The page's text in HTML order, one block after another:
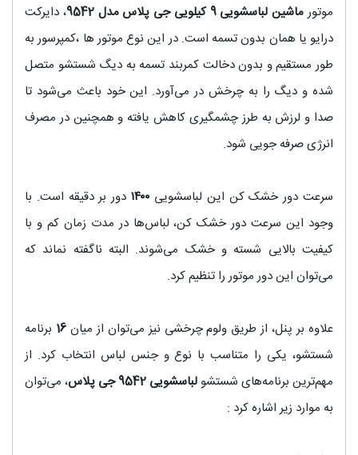
موتور ماشین لباسشویی 9 کیلویی جی پلاس مدل 9542
، دایرکت
درایو یا همان بدون تسمه است. در این نوع موتور ها ،کمپرسور به
طور مستقیم و بدون دخالت کمربند تسمه به دیگ شستشو متصل
شده و دیگ را به چرخش در می‌آورد. این خود باعث می‌شود تا
صدا و لرزش به طرز چشمگیری کاهش یافته و همچنین در مصرف
انرژی صرفه جویی شود.
سرعت دور خشک کن این لباسشویی ۱۴۰۰دور بر دقیقه است. با
وجود این سرعت دور خشک کن، لباس‌ها در مدت زمان کم و با
کیفیت بالایی شسته و خشک می‌شوند. البته ناگفته نماند که
می‌توان این دور موتور را تنظیم کرد.
علاوه بر پنل، از طریق ولوم چرخشی نیز می‌توان از میان16 برنامه
شستشو، یکی را متناسب با نوع و جنس لباس انتخاب کرد. از
مهم‌ترین برنامه‌‌های شستشو لباسشویی 9542 جی پلاس
، می‌توان
به موارد زیر اشاره کرد :